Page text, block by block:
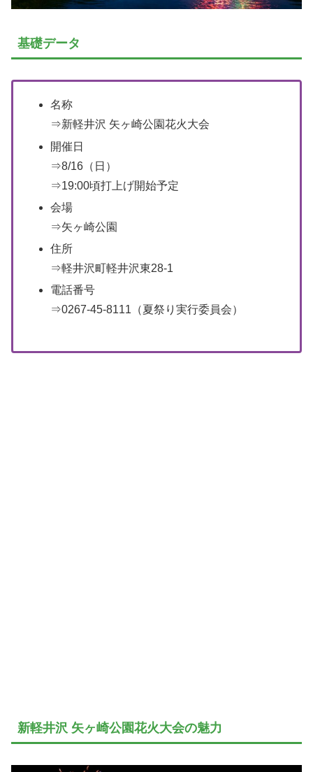
基礎データ
名称
⇒新軽井沢 矢ヶ崎公園花火大会
開催日
⇒8/16（日）
⇒19:00頃打上げ開始予定
会場
⇒矢ヶ崎公園
住所
⇒軽井沢町軽井沢東28-1
電話番号
⇒0267-45-8111（夏祭り実行委員会）
新軽井沢 矢ヶ崎公園花火大会の魅力